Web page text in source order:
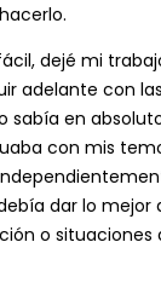
dejé mi
adelante con
sabía en
con mis
dar lo mejor
o situaciones